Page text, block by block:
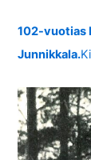
102-vuotias
Junnikkala.